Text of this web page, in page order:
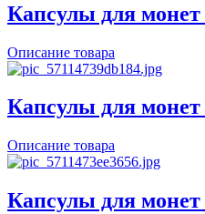
Капсулы для
Описание товара
Капсулы для
Описание товара
Капсулы для